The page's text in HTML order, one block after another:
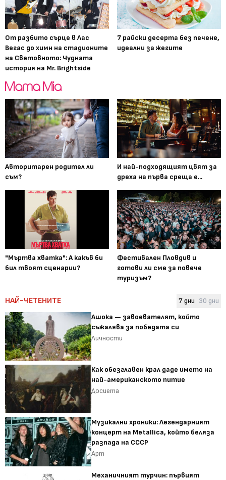
От разбито сърце в Лас
Вегас до химн на стадионите
на Световното: Чудната
история на Mr. Brightside
7 райски десерта без печене,
идеални за жегите
Авторитарен родител ли
съм?
И най-подходящият цвят за
дреха на първа среща е...
"Мъртва хватка": А какъв би
бил твоят сценарии?
Фестивален Пловдив и
готови ли сме за повече
туризъм?
НАЙ-ЧЕТЕНИТЕ 7 дни 30 дни
Ашока — завоевателят, който
съжалява за победата си
Личности
Как обезглавен крал даде името на
най-американското питие
Досиета
Музикални хроники: Легендарният
концерт на Metallica, който беляза
разпада на СССР
Арт
Механичният турчин: първият